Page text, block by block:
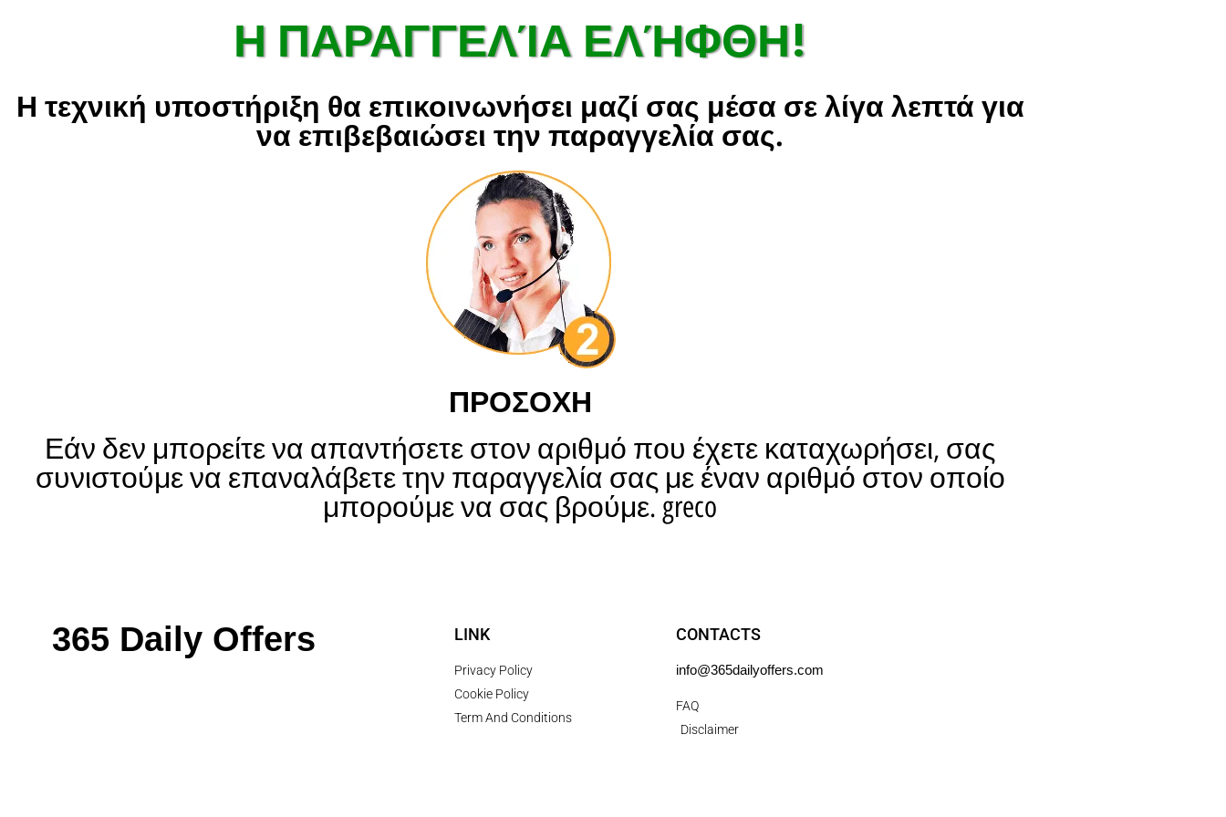
Η ΠΑΡΑΓΓΕΛΊΑ ΕΛΉΦΘΗ!
Η τεχνική υποστήριξη θα επικοινωνήσει μαζί σας μέσα σε λίγα λεπτά για
να επιβεβαιώσει την παραγγελία σας.
ΠΡΟΣΟΧΗ
Εάν δεν μπορείτε να απαντήσετε στον αριθμό που έχετε καταχωρήσει, σας
συνιστούμε να επαναλάβετε την παραγγελία σας με έναν αριθμό στον οποίο
μπορούμε να σας βρούμε. greco
365 Daily Offers LINK
Privacy Policy
Cookie Policy
Term And Conditions
CONTACTS
info@365dailyoffers.com
FAQ
Disclaimer